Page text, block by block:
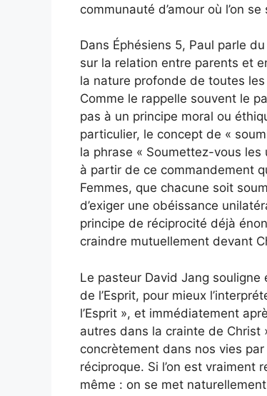
communauté d’amour où l’on
Dans Éphésiens 5, Paul parle
sur la relation entre parents et
la nature profonde de toutes
Comme le rappelle souvent le
pas à un principe moral ou
particulier, le concept de «
la phrase « Soumettez-vous les
à partir de ce commandement
Femmes, que chacune soit
d’exiger une obéissance
principe de réciprocité déjà
craindre mutuellement devant
Le pasteur David Jang
de l’Esprit, pour mieux
l’Esprit », et immédiatement
autres dans la crainte de Christ
concrètement dans nos vies
réciproque. Si l’on est
même : on se met